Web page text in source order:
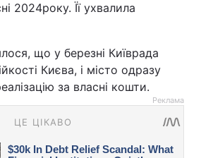
2024року. Її ухвалила
що у березні Київрада
Києва, і місто одразу
за власні кошти.
Реклама